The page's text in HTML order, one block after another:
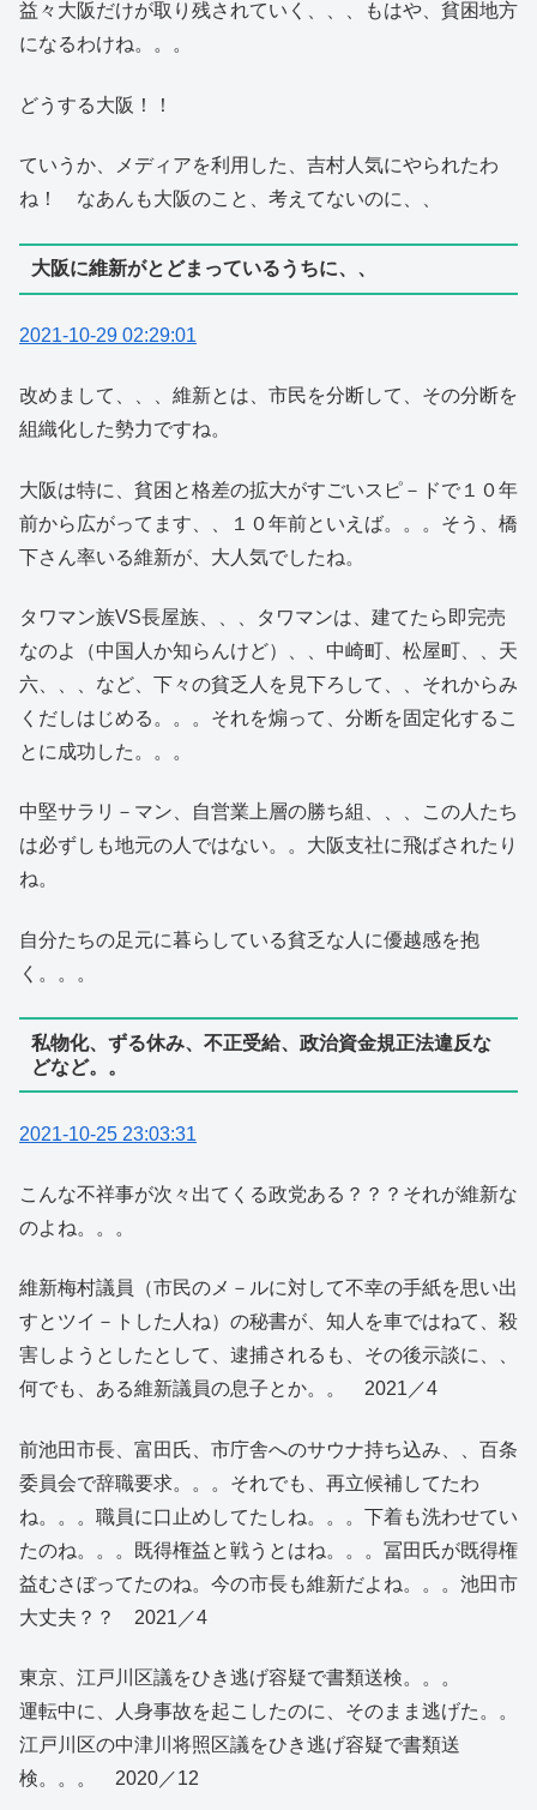
益々大阪だけが取り残されていく、、、もはや、貧困地方
になるわけね。。。
どうする大阪！！
ていうか、メディアを利用した、吉村人気にやられたわ
ね！ なあんも大阪のこと、考えてないのに、、
大阪に維新がとどまっているうちに、、
2021-10-29 02:29:01
改めまして、、、維新とは、市民を分断して、その分断を
組織化した勢力ですね。
大阪は特に、貧困と格差の拡大がすごいスピ－ドで１０年
前から広がってます、、１０年前といえば。。。そう、橋
下さん率いる維新が、大人気でしたね。
タワマン族VS長屋族、、、タワマンは、建てたら即完売
なのよ（中国人か知らんけど）、、中崎町、松屋町、、天
六、、、など、下々の貧乏人を見下ろして、、それからみ
くだしはじめる。。。それを煽って、分断を固定化するこ
とに成功した。。。
中堅サラリ－マン、自営業上層の勝ち組、、、この人たち
は必ずしも地元の人ではない。。大阪支社に飛ばされたり
ね。
自分たちの足元に暮らしている貧乏な人に優越感を抱
く。。。
私物化、ずる休み、不正受給、政治資金規正法違反な
どなど。。
2021-10-25 23:03:31
こんな不祥事が次々出てくる政党ある？？？それが維新な
のよね。。。
維新梅村議員（市民のメ－ルに対して不幸の手紙を思い出
すとツイ－トした人ね）の秘書が、知人を車ではねて、殺
害しようとしたとして、逮捕されるも、その後示談に、、
何でも、ある維新議員の息子とか。。 2021／4
前池田市長、富田氏、市庁舎へのサウナ持ち込み、、百条
委員会で辞職要求。。。それでも、再立候補してたわ
ね。。。職員に口止めしてたしね。。。下着も洗わせてい
たのね。。。既得権益と戦うとはね。。。冨田氏が既得権
益むさぼってたのね。今の市長も維新だよね。。。池田市
大丈夫？？ 2021／4
東京、江戸川区議をひき逃げ容疑で書類送検。。。
運転中に、人身事故を起こしたのに、そのまま逃げた。。
江戸川区の中津川将照区議をひき逃げ容疑で書類送
検。。。 2020／12